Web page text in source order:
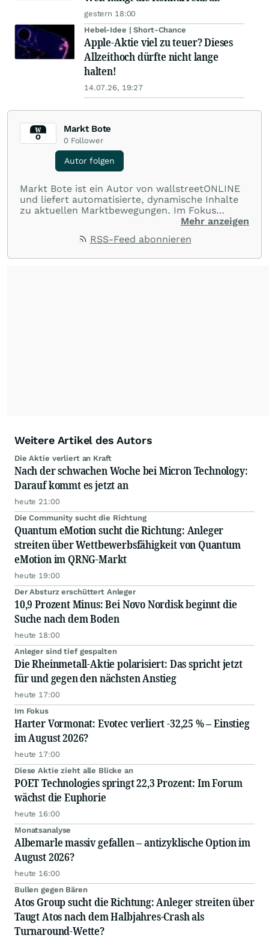
gestern 18:00
Hebel-Idee | Short-Chance
Apple-Aktie viel zu teuer? Dieses
Allzeithoch dürfte nicht lange
halten!
14.07.26, 19:27
Markt Bote
0 Follower
Autor folgen
Markt Bote ist ein Autor von wallstreetONLINE
und liefert automatisierte, dynamische Inhalte
zu aktuellen Marktbewegungen. Im Fokus
stehen Tops und Flops, Branchentrends und
Rohstoffe oder Krypto – die Beiträge sind kurz,
Mehr anzeigen
RSS-Feed abonnieren
Weitere Artikel des Autors
Die Aktie verliert an Kraft
Nach der schwachen Woche bei Micron Technology:
Darauf kommt es jetzt an
heute 21:00
Die Community sucht die Richtung
Quantum eMotion sucht die Richtung: Anleger
streiten über Wettbewerbsfähigkeit von Quantum
eMotion im QRNG-Markt
heute 19:00
Der Absturz erschüttert Anleger
10,9 Prozent Minus: Bei Novo Nordisk beginnt die
Suche nach dem Boden
heute 18:00
Anleger sind tief gespalten
Die Rheinmetall-Aktie polarisiert: Das spricht jetzt
für und gegen den nächsten Anstieg
heute 17:00
Im Fokus
Harter Vormonat: Evotec verliert -32,25 % – Einstieg
im August 2026?
heute 17:00
Diese Aktie zieht alle Blicke an
POET Technologies springt 22,3 Prozent: Im Forum
wächst die Euphorie
heute 16:00
Monatsanalyse
Albemarle massiv gefallen – antizyklische Option im
August 2026?
heute 16:00
Bullen gegen Bären
Atos Group sucht die Richtung: Anleger streiten über
Taugt Atos nach dem Halbjahres-Crash als
Turnaround-Wette?